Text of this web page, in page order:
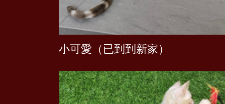
小可愛（已到到新家）